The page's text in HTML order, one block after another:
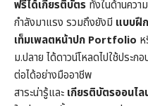
ฟรีได้เกียรติบัตร ทั้งในด้านควา
กำลังมาแรง รวมถึงยังมี แบบฝึ
เท็มเพลตหน้าปก Portfolio
ม.ปลาย ได้ดาวน์โหลดไปใช้ประ
ต่อได้อย่างมืออาชีพ
สาระน่ารู้และ เกียรติบัตรออนไล